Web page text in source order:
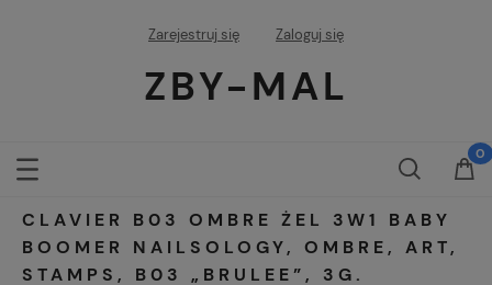
Zarejestruj się Zaloguj się
ZBY-MAL
CLAVIER B03 OMBRE ŻEL 3W1 BABY
BOOMER NAILSOLOGY, OMBRE, ART,
STAMPS, B03 „BRULEE”, 3G.